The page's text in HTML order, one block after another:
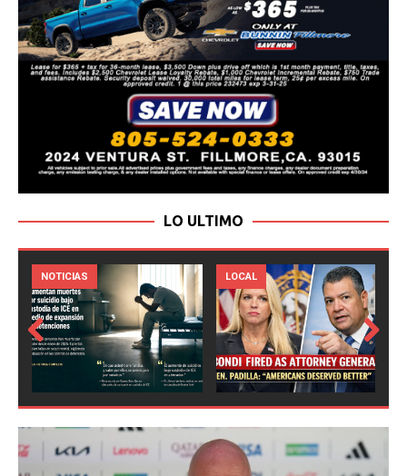
LO ULTIMO
LOCAL NOTICIAS
Prev
Next